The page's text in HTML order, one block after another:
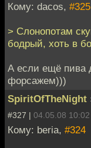
Кому: dacos, #325
> Слонопотам
бодрый, хоть в
А если ещё пива
форсажем)))
SpiritOfTheNight
#327 | 04.05.08 10:02
Кому: beria, #324